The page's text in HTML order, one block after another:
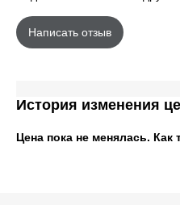
Написать отзыв
История изменения
Цена пока не менялась.